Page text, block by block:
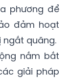
phương để
đảm hoạt
ngắt quãng.
nắm bắt
giải pháp